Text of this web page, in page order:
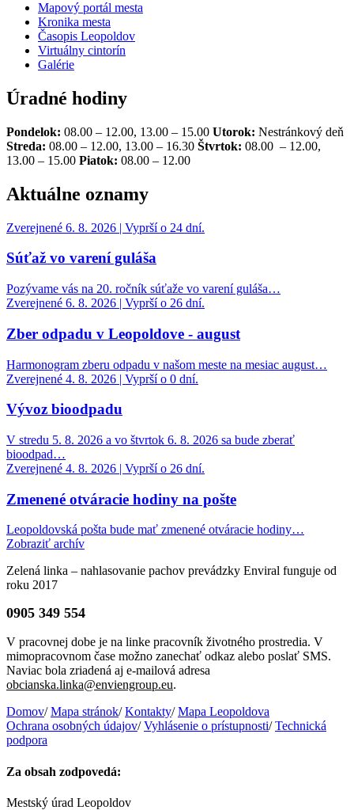
Mapový portál mesta
Kronika mesta
Časopis Leopoldov
Virtuálny cintorín
Galérie
Úradné hodiny
Pondelok: 08.00 – 12.00, 13.00 – 15.00 Utorok: Nestránkový deň
Streda: 08.00 – 12.00, 13.00 – 16.30 Štvrtok: 08.00 – 12.00,
13.00 – 15.00 Piatok: 08.00 – 12.00
Aktuálne oznamy
Zverejnené 6. 8. 2026 | Vyprší o 24 dní.
Súťaž vo varení guláša
Pozývame vás na 20. ročník súťaže vo varení guláša…
Zverejnené 6. 8. 2026 | Vyprší o 26 dní.
Zber odpadu v Leopoldove - august
Harmonogram zberu odpadu v našom meste na mesiac august…
Zverejnené 4. 8. 2026 | Vyprší o 0 dní.
Vývoz bioodpadu
V stredu 5. 8. 2026 a vo štvrtok 6. 8. 2026 sa bude zberať
bioodpad…
Zverejnené 4. 8. 2026 | Vyprší o 26 dní.
Zmenené otváracie hodiny na pošte
Leopoldovská pošta bude mať zmenené otváracie hodiny…
Zobraziť archív
Zelená linka – nahlasovanie pachov prevádzky Enviral funguje od
roku 2017
0905 349 554
V pracovnej dobe je na linke pracovník životného prostredia. V
mimopracovnom čase možno zanechať odkaz alebo poslať SMS.
Naviac bola zriadená aj e-mailová adresa
obcianska.linka@enviengroup.eu.
Domov/ Mapa stránok/ Kontakty/ Mapa Leopoldova
Ochrana osobných údajov/ Vyhlásenie o prístupnosti/ Technická
podpora
Za obsah zodpovedá:
Mestský úrad Leopoldov